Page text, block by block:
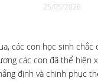
25/05/2026
các con học sinh
các con đã thể hiện
định và chinh phục